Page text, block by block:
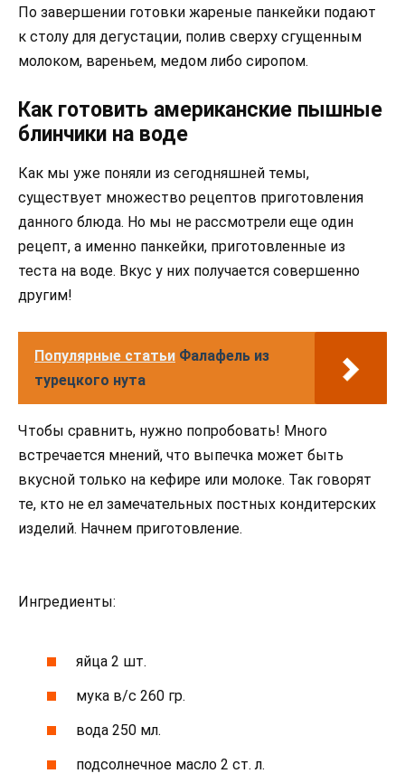
По завершении готовки жареные панкейки подают
к столу для дегустации, полив сверху сгущенным
молоком, вареньем, медом либо сиропом.
Как готовить американские пышные
блинчики на воде
Как мы уже поняли из сегодняшней темы,
существует множество рецептов приготовления
данного блюда. Но мы не рассмотрели еще один
рецепт, а именно панкейки, приготовленные из
теста на воде. Вкус у них получается совершенно
другим!
Популярные статьи Фалафель из
турецкого нута
Чтобы сравнить, нужно попробовать! Много
встречается мнений, что выпечка может быть
вкусной только на кефире или молоке. Так говорят
те, кто не ел замечательных постных кондитерских
изделий. Начнем приготовление.
Ингредиенты:
яйца 2 шт.
мука в/с 260 гр.
вода 250 мл.
подсолнечное масло 2 ст. л.